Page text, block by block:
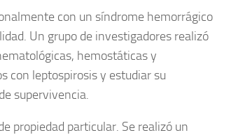
con un síndrome hemorrágico
Un grupo de investigadores realizó
hemostáticas y
con leptospirosis y estudiar su
supervivencia.
propiedad particular. Se realizó un